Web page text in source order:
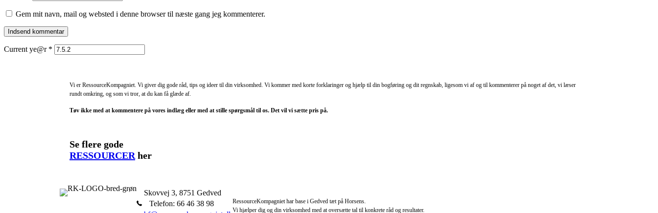
Gem mit navn, mail og websted i denne browser til næste gang jeg kommenterer.
Current ye@r *
Vi er RessourceKompagniet. Vi giver dig gode råd, tips og ideer til din virksomhed. Vi kommer med korte forklaringer og hjælp til din bogføring og dit regnskab, ligesom vi af og til kommenterer på noget af det, vi læser
rundt omkring, og som vi tror, at du kan få glæde af.
Tøv ikke med at kommentere på vores indlæg eller med at stille spørgsmål til os. Det vil vi sætte pris på.
Se flere gode
RESSOURCER her
Skovvej 3, 8751 Gedved
Telefon: 66 46 38 98
RessourceKompagniet har base i Gedved tæt på Horsens.
Vi hjælper dig og din virksomhed med at oversætte tal til konkrete råd og resultater.